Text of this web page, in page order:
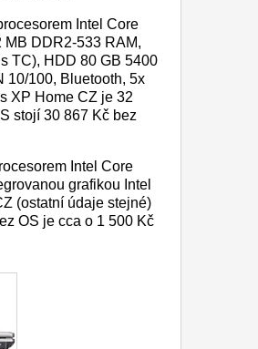
Intel Core
MB DDR2-533 RAM,
TC), HDD 80 GB 5400
10/100, Bluetooth, 5x
XP Home CZ je 32
stojí 30 867 Kč bez
Intel Core
grafikou Intel
(ostatní údaje stejné)
OS je cca o 1 500 Kč